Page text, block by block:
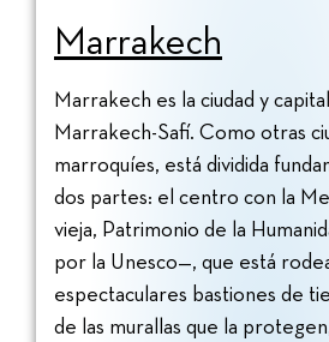
Marrakech
Marrakech es la ciudad y
Marrakech-Safí. Como otras
marroquíes, está dividida
dos partes: el centro con la
vieja, Patrimonio de la
por la Unesco—, que está
espectaculares bastiones de
de las murallas que la